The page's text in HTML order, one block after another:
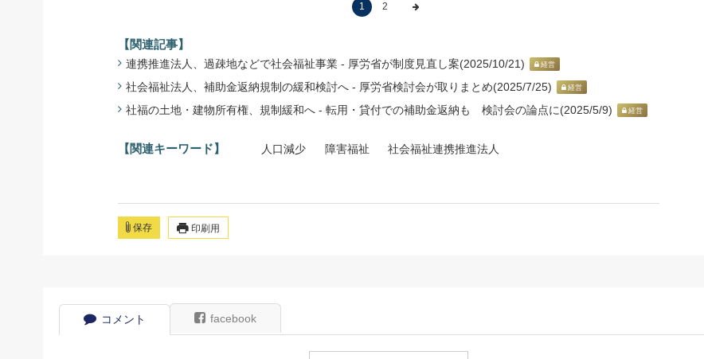
1 2
【関連記事】
連携推進法人、過疎地などで社会福祉事業 - 厚労省が制度見直し案(2025/10/21) 経営
社会福祉法人、補助金返納規制の緩和検討へ - 厚労省検討会が取りまとめ(2025/7/25) 経営
社福の土地・建物所有権、規制緩和へ - 転用・貸付での補助金返納も 検討会の論点に(2025/5/9) 経営
【関連キーワード】 人口減少 障害福祉 社会福祉連携推進法人
保存 印刷用
コメント facebook